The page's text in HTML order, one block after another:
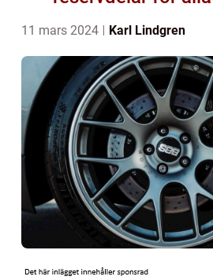
11 mars 2024 Karl Lindgren